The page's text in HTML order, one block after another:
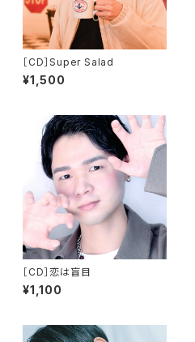
［CD］Super Salad
¥1,500
［CD］恋は盲目
¥1,100